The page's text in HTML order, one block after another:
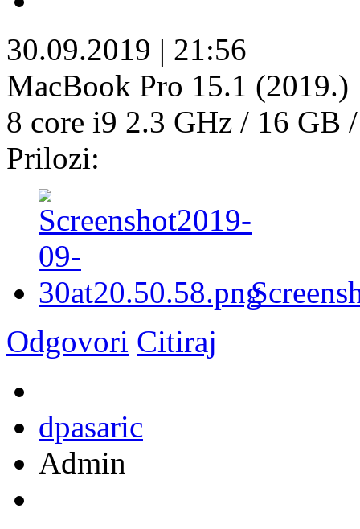
30.09.2019 | 21:56
MacBook Pro 15.1 (2019.)
8 core i9 2.3 GHz / 16 GB
Prilozi:
Odgovori Citiraj
dpasaric
Admin